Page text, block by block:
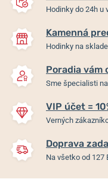
Davosa Ternos
TT GMT 161.571.45
Skladom
1 590 €
Hodinky do 24h u
Kamenná
Hodinky na
Poradia vám
Sme špecialisti
VIP účet =
Verných
Doprava
Na všetko od 127